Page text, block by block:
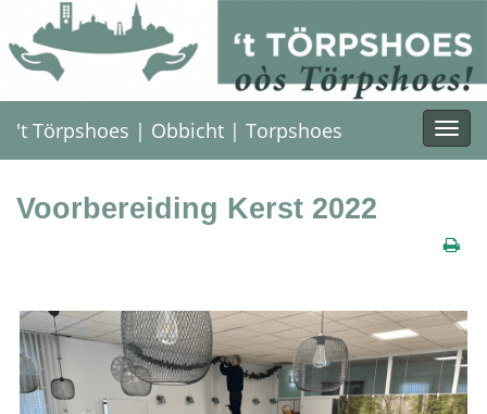
't Törpshoes | Obbicht | Torpshoes
Voorbereiding Kerst 2022